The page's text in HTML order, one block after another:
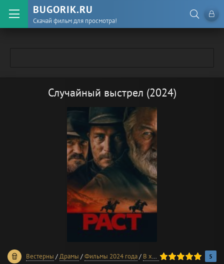
BUGORIK.RU
Скачай фильм для просмотра!
Случайный выстрел (2024)
Вестерны /Драмы /Фильмы 2024 года/ В хорошем качестве
100 1 2 3 4 5 5